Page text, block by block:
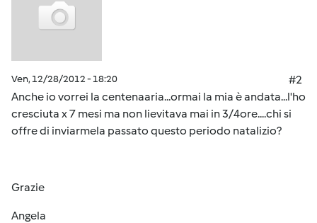
Ven, 12/28/2012 - 18:20
#2
Anche io vorrei la centenaaria...ormai la mia è andata...l'ho
cresciuta x 7 mesi ma non lievitava mai in 3/4ore....chi si
offre di inviarmela passato questo periodo natalizio?
Grazie
Angela